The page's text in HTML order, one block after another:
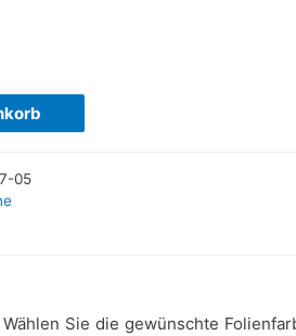
05
Sie die gewünschte